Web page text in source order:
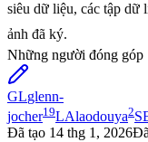
siêu dữ liệu, các tập dữ
ảnh đã ký.
Những người đóng góp
GLglenn-
jocher19LAlaodouya2
Đã tạo 14 thg 1, 2026